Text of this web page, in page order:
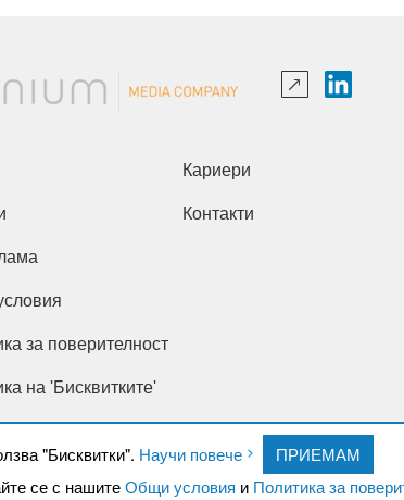
"Бисквитки". Научи повече
ПРИЕМАМ
се с нашитеОбщи условия и Политика за
Кариери
Контакти
за поверителност
на 'Бисквитките'
Copyright © 2026